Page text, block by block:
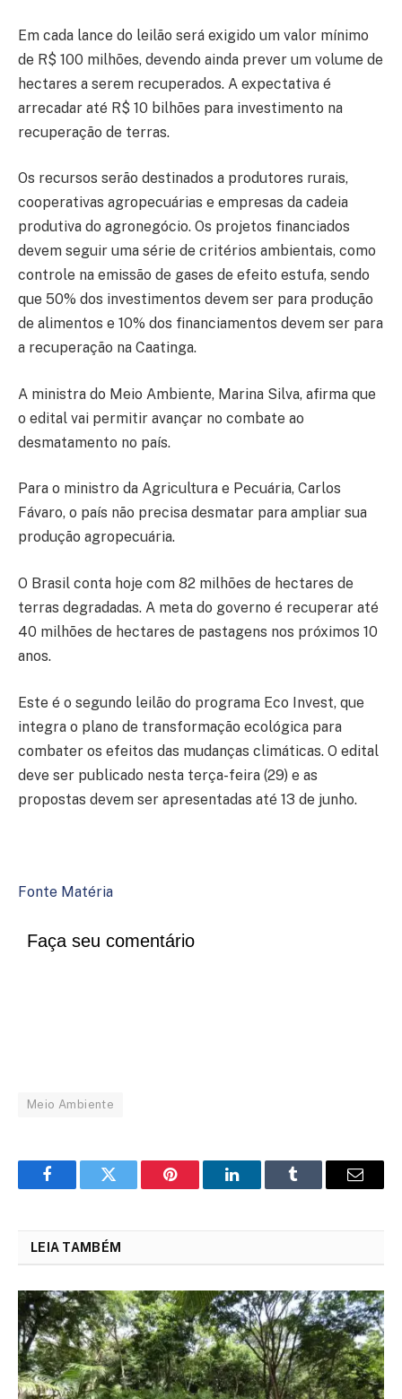
Em cada lance do leilão será exigido um valor mínimo
de R$ 100 milhões, devendo ainda prever um volume de
hectares a serem recuperados. A expectativa é
arrecadar até R$ 10 bilhões para investimento na
recuperação de terras.
Os recursos serão destinados a produtores rurais,
cooperativas agropecuárias e empresas da cadeia
produtiva do agronegócio. Os projetos financiados
devem seguir uma série de critérios ambientais, como
controle na emissão de gases de efeito estufa, sendo
que 50% dos investimentos devem ser para produção
de alimentos e 10% dos financiamentos devem ser para
a recuperação na Caatinga.
A ministra do Meio Ambiente, Marina Silva, afirma que
o edital vai permitir avançar no combate ao
desmatamento no país.
Para o ministro da Agricultura e Pecuária, Carlos
Fávaro, o país não precisa desmatar para ampliar sua
produção agropecuária.
O Brasil conta hoje com 82 milhões de hectares de
terras degradadas. A meta do governo é recuperar até
40 milhões de hectares de pastagens nos próximos 10
anos.
Este é o segundo leilão do programa Eco Invest, que
integra o plano de transformação ecológica para
combater os efeitos das mudanças climáticas. O edital
deve ser publicado nesta terça-feira (29) e as
propostas devem ser apresentadas até 13 de junho.
Fonte Matéria
Faça seu comentário
Meio Ambiente
FacebookTwitter Pinterest LinkedInTumblr Email
LEIA TAMBÉM